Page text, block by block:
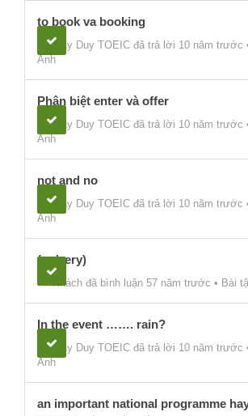
to book va booking
thầy Duy TOEIC đã trả lời 10 năm trước
Anh
Phân biệt enter và offer
thầy Duy TOEIC đã trả lời 10 năm trước
Anh
not and no
thầy Duy TOEIC đã trả lời 10 năm trước
Anh
(so/very)
Khách đã bình luận 57 năm trước • Bài
In the event ……. rain?
thầy Duy TOEIC đã trả lời 10 năm trước
Anh
an important national programme